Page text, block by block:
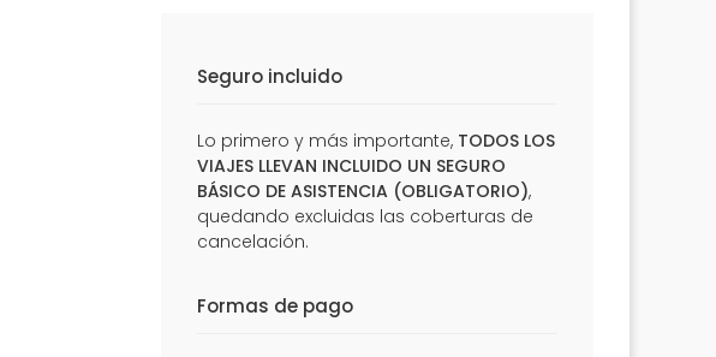
Seguro incluido
Lo primero y más importante, TODOS LOS
VIAJES LLEVAN INCLUIDO UN SEGURO
BÁSICO DE ASISTENCIA (OBLIGATORIO),
quedando excluidas las coberturas de
cancelación.
Formas de pago